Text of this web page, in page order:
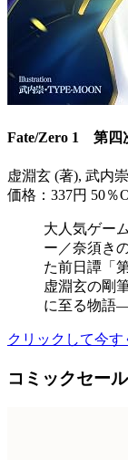
Fate/Zero 1 第四
虚淵玄 (著), 武内
価格：337円 50％
大人気ゲー
ー／奈須き
た前日譚「
虚淵玄の剛
に至る物語
クリックして今す
コミックセー